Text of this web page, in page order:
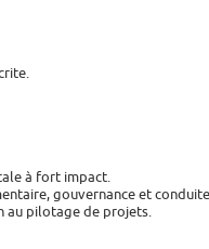
à fort impact.
gouvernance et
au pilotage de projets.